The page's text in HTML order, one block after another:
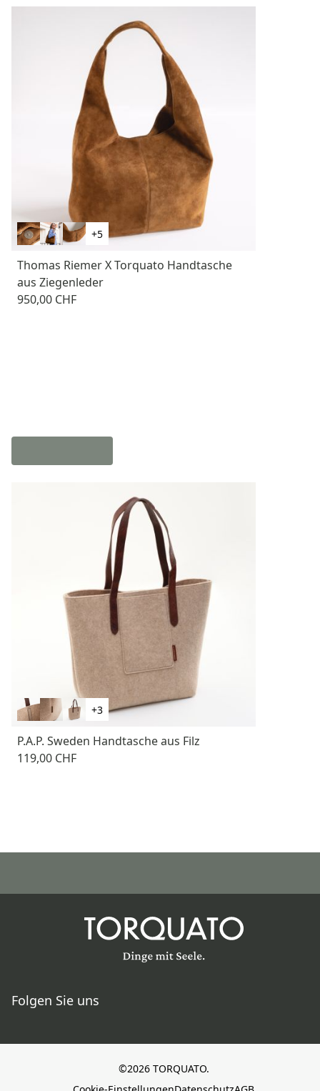
+5
Thomas Riemer X Torquato Handtasche
aus Ziegenleder
950,00 CHF
+3
P.A.P. Sweden Handtasche aus Filz
119,00 CHF
Folgen Sie uns
©2026 TORQUATO.